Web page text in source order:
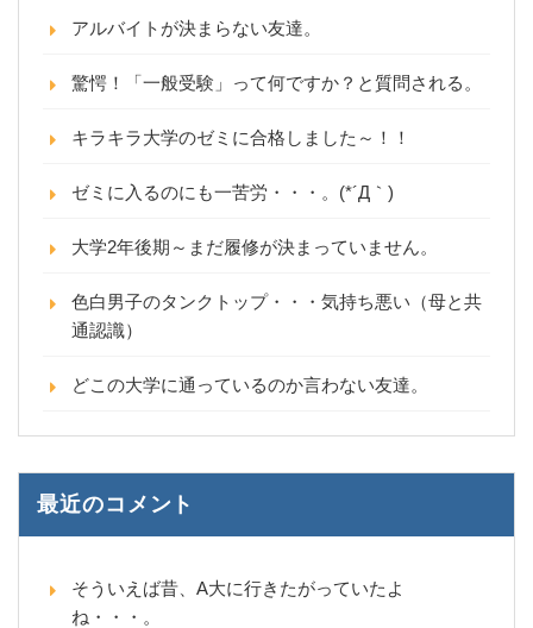
アルバイトが決まらない友達。
驚愕！「一般受験」って何ですか？と質問される。
キラキラ大学のゼミに合格しました～！！
ゼミに入るのにも一苦労・・・。(*´Д｀)
大学2年後期～まだ履修が決まっていません。
色白男子のタンクトップ・・・気持ち悪い（母と共
通認識）
どこの大学に通っているのか言わない友達。
最近のコメント
そういえば昔、A大に行きたがっていたよ
ね・・・。